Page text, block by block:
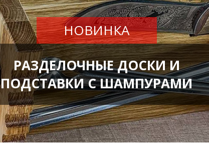
НОВИНКА
РАЗДЕЛОЧНЫЕ ДОСКИ И
ПОДСТАВКИ С ШАМПУРАМИ